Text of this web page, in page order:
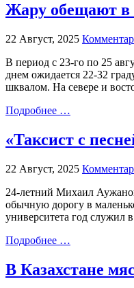
Жару обещают в
22 Август, 2025
В период с 23-го по 25
днем ожидается 22-32
шквалом. На севере и
Подробнее …
«Таксист с
22 Август, 2025
24-летний Михаил
обычную дорогу в
университета год
Подробнее …
В Казахстане